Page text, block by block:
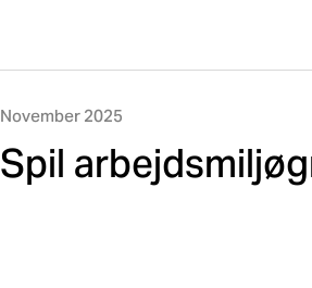
November 2025
Spil